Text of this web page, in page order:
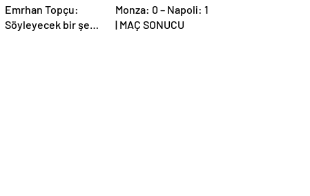
Emrhan Topçu:
Söyleyecek bir şey
Monza: 0 – Napoli: 1
| MAÇ SONUCU